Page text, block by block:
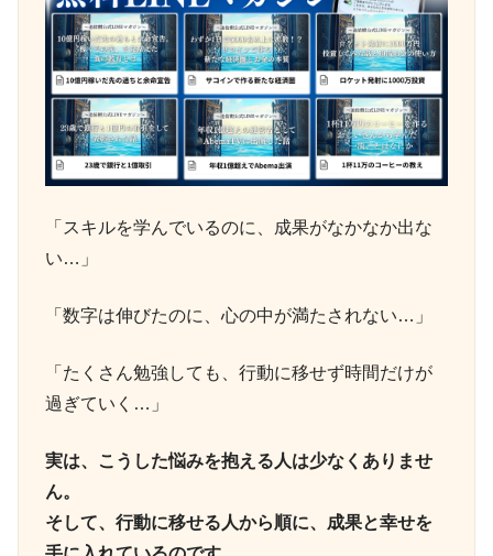
「スキルを学んでいるのに、成果がなかなか出な
い…」
「数字は伸びたのに、心の中が満たされない…」
「たくさん勉強しても、行動に移せず時間だけが
過ぎていく…」
実は、こうした悩みを抱える人は少なくありませ
ん。
そして、行動に移せる人から順に、成果と幸せを